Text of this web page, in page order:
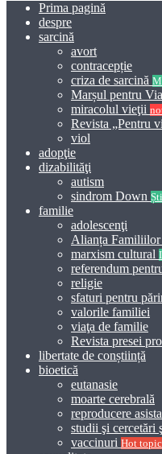
Prima pagină
despre
sarcină
avort
contracepție
criza de sarcină
Marșul pentru
miracolul vieţii
Revista „Pentru
viol
adopţie
dizabilităţi
autism
sindrom Down
familie
adolescenţi
Alianța
marxism cultural
referendum
religie
sfaturi pentru
valorile familiei
viaţa de familie
Revista presei
libertate de conștiință
bioetică
eutanasie
moarte cerebrală
reproducere
studii şi cercetări
vaccinuri Hot topic